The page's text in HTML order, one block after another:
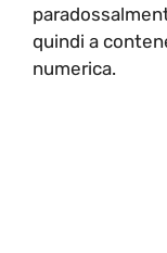
quindi a
numerica.